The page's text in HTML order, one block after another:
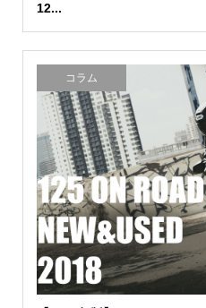
12...
コラム